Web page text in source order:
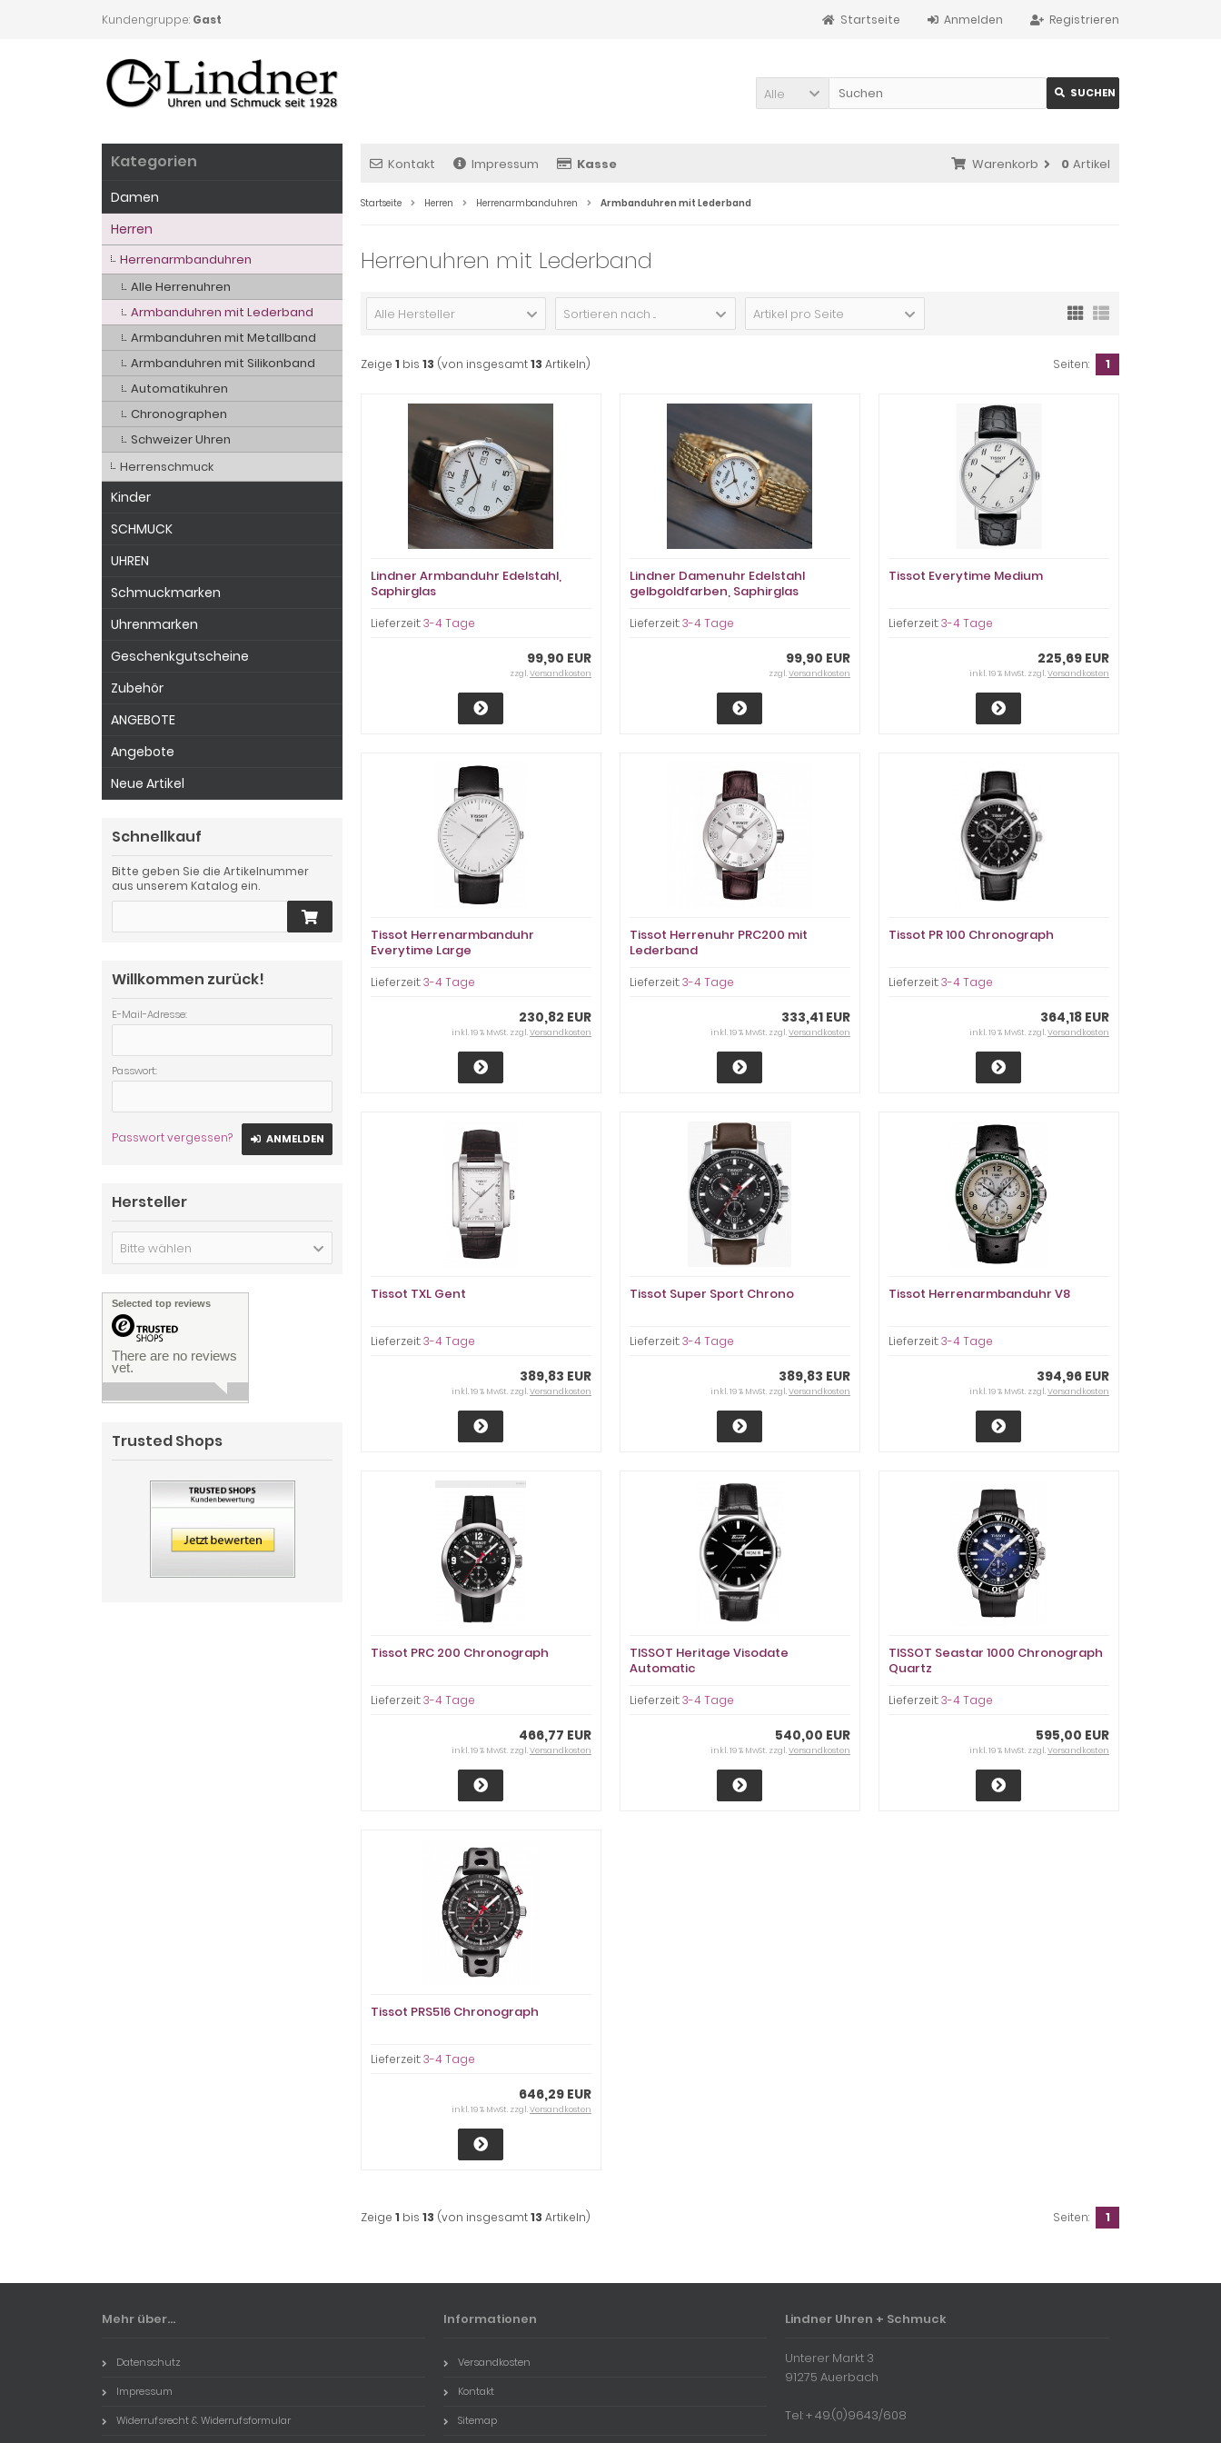
Kundengruppe: Gast Registrieren
Anmelden
Startseite
Alle SUCHEN
Kontakt Impressum Kasse Warenkorb 0 Artikel
Startseite Herren Herrenarmbanduhren Armbanduhren mit Lederband
Herrenuhren mit Lederband
Alle Hersteller Sortieren nach ... Artikel pro Seite
Zeige 1 bis 13 (von insgesamt13 Artikeln) Seiten: 1
Lindner Armbanduhr Edelstahl,
Saphirglas
Lieferzeit:3-4 Tage
99,90 EUR
zzgl.Versandkosten
Lindner Damenuhr Edelstahl
gelbgoldfarben, Saphirglas
Lieferzeit:3-4 Tage
99,90 EUR
zzgl.Versandkosten
Tissot Everytime Medium
Lieferzeit:3-4 Tage
225,69 EUR
inkl. 19 % MwSt. zzgl.Versandkosten
Tissot Herrenarmbanduhr
Everytime Large
Lieferzeit:3-4 Tage
230,82 EUR
inkl. 19 % MwSt. zzgl.Versandkosten
Tissot Herrenuhr PRC200 mit
Lederband
Lieferzeit:3-4 Tage
333,41 EUR
inkl. 19 % MwSt. zzgl.Versandkosten
Tissot PR 100 Chronograph
Lieferzeit:3-4 Tage
364,18 EUR
inkl. 19 % MwSt. zzgl.Versandkosten
Tissot TXL Gent
Lieferzeit:3-4 Tage
389,83 EUR
inkl. 19 % MwSt. zzgl.Versandkosten
Tissot Super Sport Chrono
Lieferzeit:3-4 Tage
389,83 EUR
inkl. 19 % MwSt. zzgl.Versandkosten
Tissot Herrenarmbanduhr V8
Lieferzeit:3-4 Tage
394,96 EUR
inkl. 19 % MwSt. zzgl.Versandkosten
Tissot PRC 200 Chronograph
Lieferzeit:3-4 Tage
466,77 EUR
inkl. 19 % MwSt. zzgl.Versandkosten
TISSOT Heritage Visodate
Automatic
Lieferzeit:3-4 Tage
540,00 EUR
inkl. 19 % MwSt. zzgl.Versandkosten
TISSOT Seastar 1000 Chronograph
Quartz
Lieferzeit:3-4 Tage
595,00 EUR
inkl. 19 % MwSt. zzgl.Versandkosten
Tissot PRS516 Chronograph
Lieferzeit:3-4 Tage
646,29 EUR
inkl. 19 % MwSt. zzgl.Versandkosten
Zeige 1 bis 13 (von insgesamt13 Artikeln) Seiten: 1
Kategorien
Damen
Herren
Herrenarmbanduhren
Alle Herrenuhren
Armbanduhren mit Lederband
Armbanduhren mit Metallband
Armbanduhren mit Silikonband
Automatikuhren
Chronographen
Schweizer Uhren
Herrenschmuck
Kinder
SCHMUCK
UHREN
Schmuckmarken
Uhrenmarken
Geschenkgutscheine
Zubehör
ANGEBOTE
Angebote
Neue Artikel
Schnellkauf
Bitte geben Sie die Artikelnummer
aus unserem Katalog ein.
Willkommen zurück!
E-Mail-Adresse:
Passwort:
Passwort vergessen? ANMELDEN
Hersteller
Bitte wählen
Selected top reviews
There are no reviews
yet.
Trusted Shops
Mehr über...
Datenschutz
Impressum
Widerrufsrecht & Widerrufsformular
Informationen
Versandkosten
Kontakt
Sitemap
Lindner Uhren + Schmuck
Unterer Markt 3
91275 Auerbach
Tel: + 49.(0)9643/608